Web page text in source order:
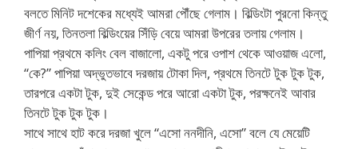
বলতে মিনিট দশেকের মধ্যেই আমরা পৌঁছে গেলাম। বিল্ডিংটা পুরনো কিন্তু
জীর্ণ নয়, তিনতলা বিল্ডিংয়ের সিঁড়ি বেয়ে আমরা উপরের তলায় গেলাম।
পাপিয়া প্রথমে কলিং বেল বাজালো, একটু পরে ওপাশ থেকে আওয়াজ এলো,
“কে?” পাপিয়া অদ্ভুতভাবে দরজায় টোকা দিল, প্রথমে তিনটে টুক টুক টুক,
তারপরে একটা টুক, দুই সেকেন্ড পরে আরো একটা টুক, পরক্ষনেই আবার
তিনটে টুক টুক টুক।
সাথে সাথে হাট করে দরজা খুলে “এসো ননদীনি, এসো” বলে যে মেয়েটি